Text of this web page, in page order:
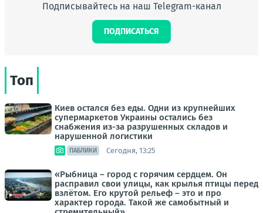
Подписывайтесь на наш Telegram-канал
ПОДПИСАТЬСЯ
Топ
Киев остался без еды. Одни из крупнейших
супермаркетов Украины остались без
снабжения из-за разрушенных складов и
нарушенной логистики
ПАБЛИКИ Сегодня, 13:25
«Рыбница – город с горячим сердцем. Он
расправил свои улицы, как крылья птицы перед
взлётом. Его крутой рельеф – это и про
характер города. Такой же самобытный и